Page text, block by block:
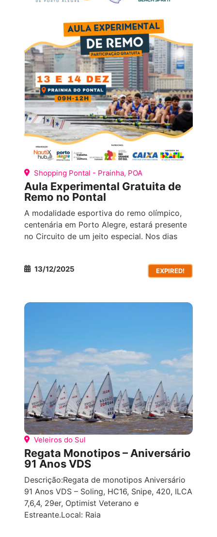
Shopping Pontal - Prainha, POA
Aula Experimental Gratuita de
Remo no Pontal
A modalidade esportiva do remo olímpico,
centenária em Porto Alegre, estará presente
no Circuito de um jeito especial. Nos dias
13/12/2025 EXPIRED!
Veleiros do Sul
Regata Monotipos – Aniversário
91 Anos VDS
Descrição:Regata de monotipos Aniversário
91 Anos VDS – Soling, HC16, Snipe, 420, ILCA
7,6,4, 29er, Optimist Veterano e
Estreante.Local: Raia